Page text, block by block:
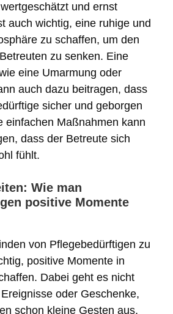
und ernst
auch wichtig, eine ruhige und
zu schaffen, um den
zu senken. Eine
eine Umarmung oder
auch dazu beitragen, dass
sicher und geborgen
einfachen Maßnahmen kann
dass der Betreute sich
fühlt.
Wie man
positive Momente
von Pflegebedürftigen zu
positive Momente in
Dabei geht es nicht
oder Geschenke,
schon kleine Gesten aus,